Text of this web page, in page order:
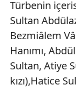
Sitemizde
kullanılmaktadır.
toplumu
kullanılmaktadır.
kılınması ve
reklam/pazarlama
Türbenin
Sultan
Bezmiâlem
Hanımı,
Sultan, Atiye
kızı),Hatice